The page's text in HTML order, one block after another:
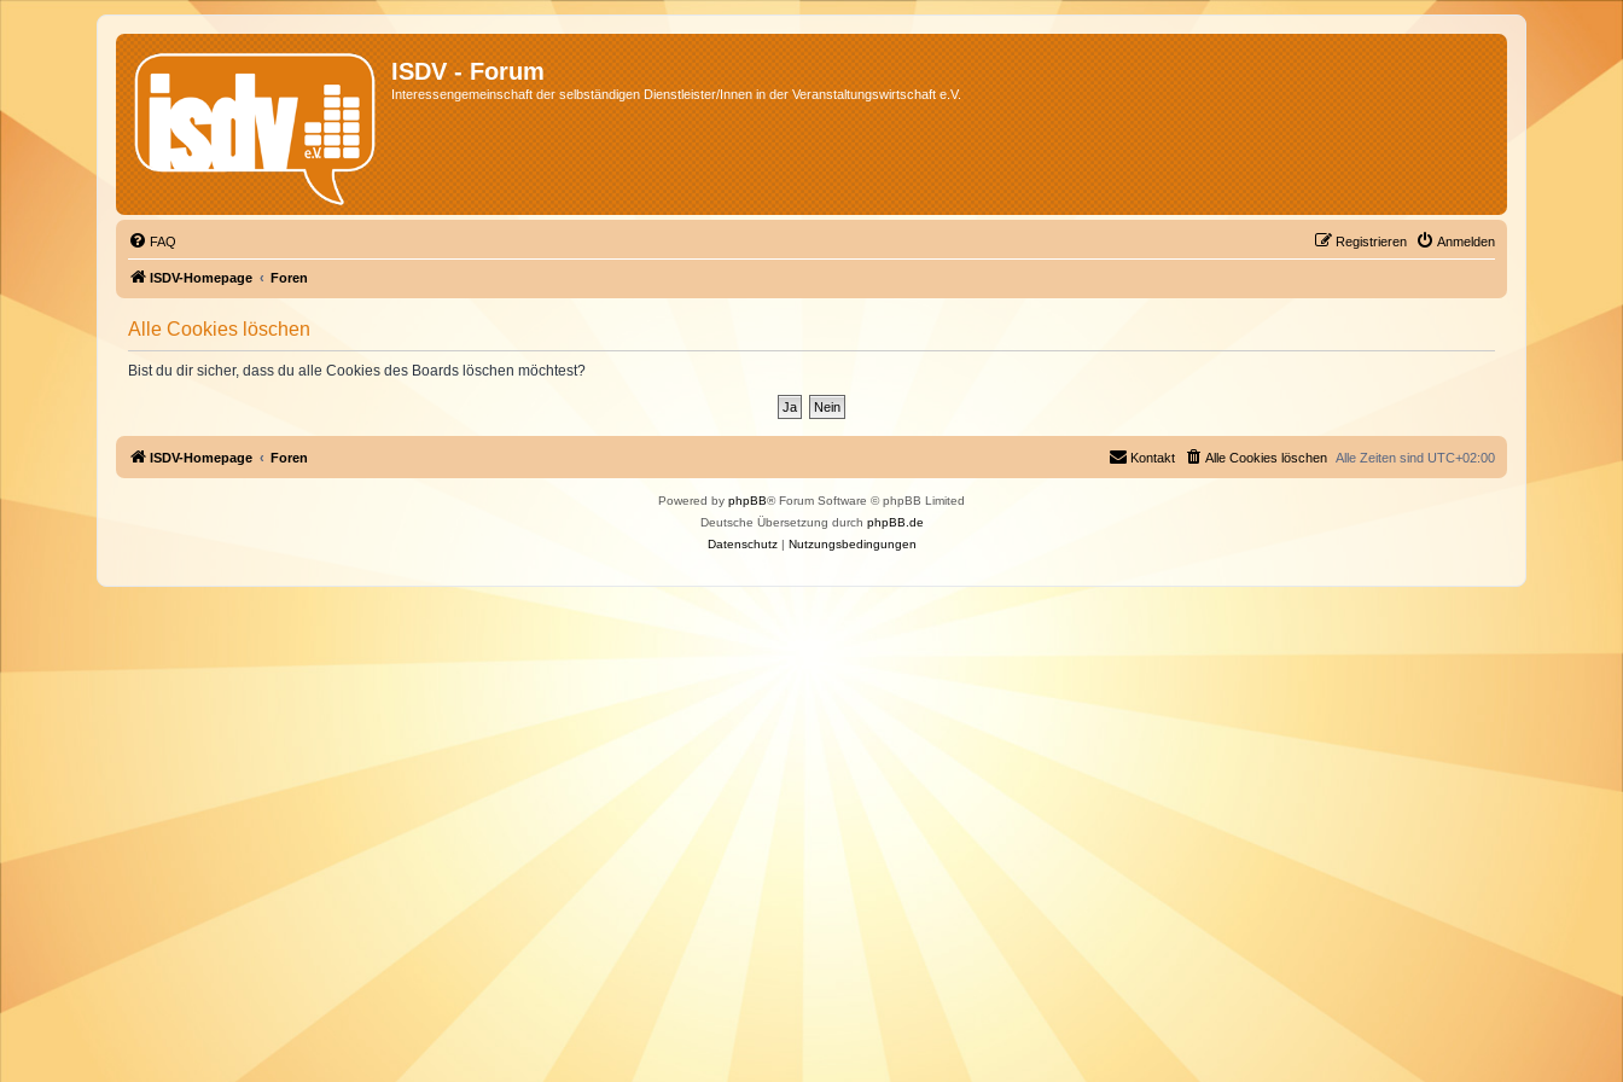
ISDV - Forum
Interessengemeinschaft der selbständigen Dienstleister/Innen in der Veranstaltungswirtschaft e.V.
FAQ Anmelden
Registrieren
ISDV-Homepage Foren
Alle Cookies löschen
Bist du dir sicher, dass du alle Cookies des Boards löschen möchtest?
ISDV-Homepage Foren Alle Zeiten sind UTC+02:00
Alle Cookies löschen
Kontakt
Powered by phpBB® Forum Software © phpBB Limited
Deutsche Übersetzung durch phpBB.de
Datenschutz| Nutzungsbedingungen